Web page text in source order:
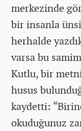
merkezinde
bir insanla
herhalde
varsa bu
Kutlu, bir
husus
kaydetti:
okuduğunuz